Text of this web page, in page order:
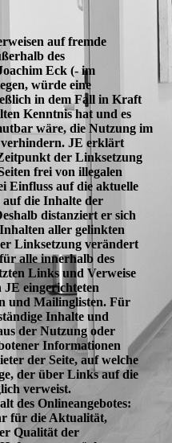
auf fremde
des
Eck (- im
würde eine
in dem Fall in Kraft
Kenntnis hat und es
wäre, die Nutzung im
JE erklärt
der Linksetzung
frei von illegalen
Einfluss auf die aktuelle
die Inhalte der
distanziert er sich
aller gelinkten
Linksetzung verändert
alle innerhalb des
Links und Verweise
eingerichteten
und Mailinglisten. Für
Inhalte und
der Nutzung oder
Informationen
der Seite, auf welche
der über Links auf die
verweist.
des Onlineangebotes:
für die Aktualität,
Qualität der